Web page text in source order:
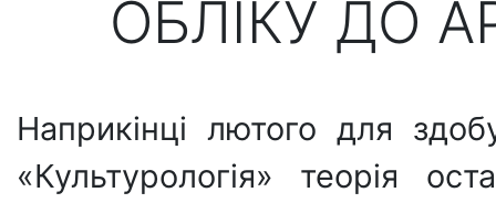
ОБЛІКУ ДО
Наприкінці лютого для
«Культурологія» теорія